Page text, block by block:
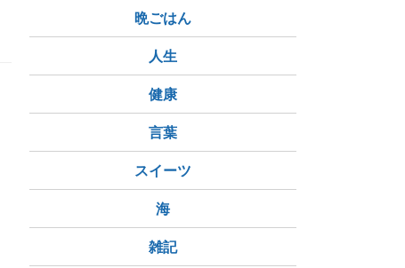
晩ごはん
人生
健康
言葉
スイーツ
海
雑記